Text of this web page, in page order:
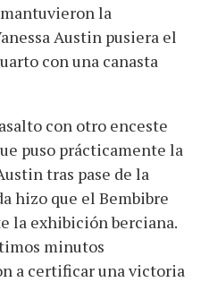
la
Austin pusiera el
con una canasta
con otro enceste
puso prácticamente la
tras pase de la
hizo que el Bembibre
la exhibición berciana.
minutos
a certificar una victoria